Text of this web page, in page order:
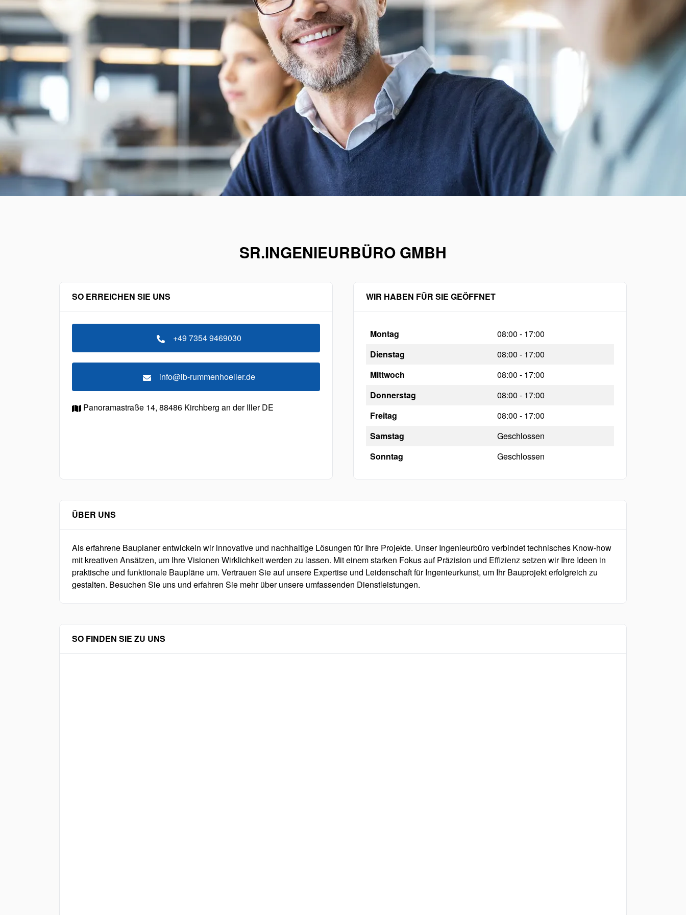
SR.INGENIEURBÜRO GMBH
SO ERREICHEN SIE UNS
+49 7354 9469030
info@ib-rummenhoeller.de
Panoramastraße 14,88486 Kirchberg an der Iller DE
WIR HABEN FÜR SIE GEÖFFNET
Montag
08:00 - 17:00
Dienstag
08:00 - 17:00
Mittwoch
08:00 - 17:00
Donnerstag
08:00 - 17:00
Freitag
08:00 - 17:00
Samstag
Geschlossen
Sonntag
Geschlossen
ÜBER UNS
Als erfahrene Bauplaner entwickeln wir innovative und nachhaltige Lösungen für Ihre Projekte. Unser Ingenieurbüro verbindet technisches Know-how
mit kreativen Ansätzen, um Ihre Visionen Wirklichkeit werden zu lassen. Mit einem starken Fokus auf Präzision und Effizienz setzen wir Ihre Ideen in
praktische und funktionale Baupläne um. Vertrauen Sie auf unsere Expertise und Leidenschaft für Ingenieurkunst, um Ihr Bauprojekt erfolgreich zu
gestalten. Besuchen Sie uns und erfahren Sie mehr über unsere umfassenden Dienstleistungen.
SO FINDEN SIE ZU UNS